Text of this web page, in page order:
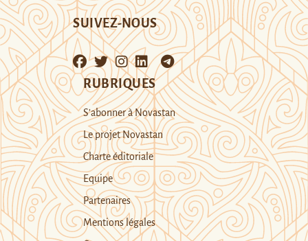
SUIVEZ-NOUS
RUBRIQUES
S’abonner à Novastan
Le projet Novastan
Charte éditoriale
Equipe
Partenaires
Mentions légales